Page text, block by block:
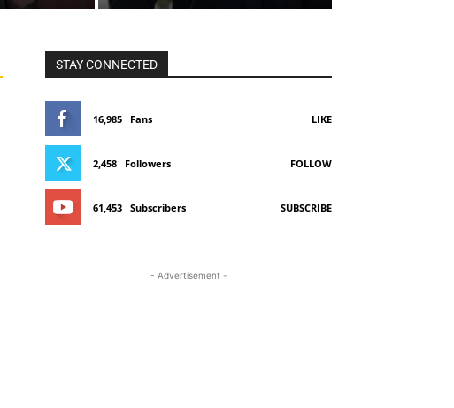
STAY CONNECTED
16,985 Fans LIKE
2,458 Followers FOLLOW
61,453 Subscribers SUBSCRIBE
- Advertisement -